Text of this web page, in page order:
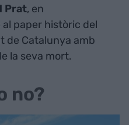
Prat, en
paper històric del
de Catalunya amb
la seva mort.
no?